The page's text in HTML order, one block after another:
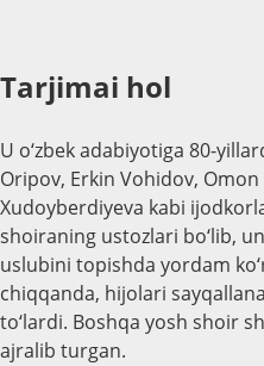
Tarjimai hol
U o‘zbek adabiyotiga 80-
Oripov, Erkin Vohidov,
Xudoyberdiyeva kabi
shoiraning ustozlari bo‘lib,
uslubini topishda yordam
chiqqanda, hijolari
to‘lardi. Boshqa yosh shoir
ajralib turgan.